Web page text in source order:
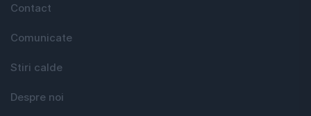
Contact
Comunicate
Stiri calde
Despre noi